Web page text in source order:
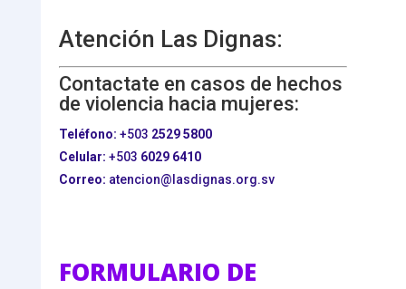
Atención Las Dignas:
Contactate en casos de hechos
de violencia hacia mujeres:
Teléfono: +503 2529 5800
Celular: +503 6029 6410
Correo: atencion@lasdignas.org.sv
FORMULARIO DE